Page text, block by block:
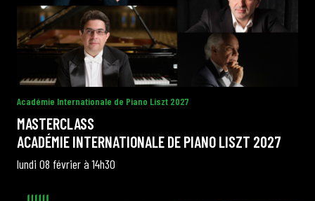
Académie Internationale de Piano Liszt 2027
MASTERCLASS
ACADÉMIE INTERNATIONALE DE PIANO LISZT 2027
lundi 08 février à 14h30